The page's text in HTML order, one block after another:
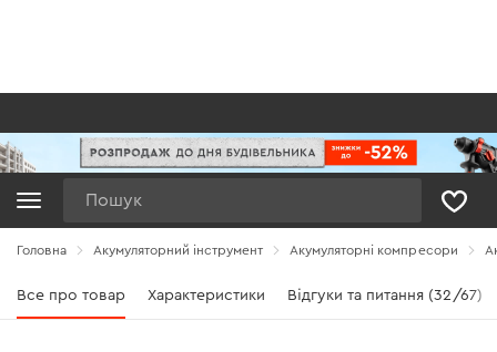
Головна Акумуляторний інструмент Акумуляторні компресори
Все про товар Характеристики Відгуки та питання (32/67)